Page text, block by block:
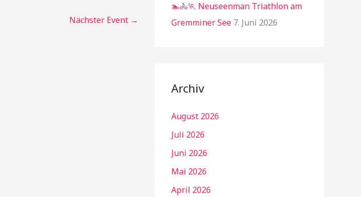
Nächster Event →
🏊🚴🏃 Neuseenman Triathlon am
Gremminer See 7. Juni 2026
Archiv
August 2026
Juli 2026
Juni 2026
Mai 2026
April 2026